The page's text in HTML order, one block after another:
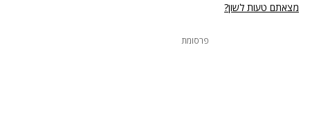
מצאתם טעות לשון?
פרסומת